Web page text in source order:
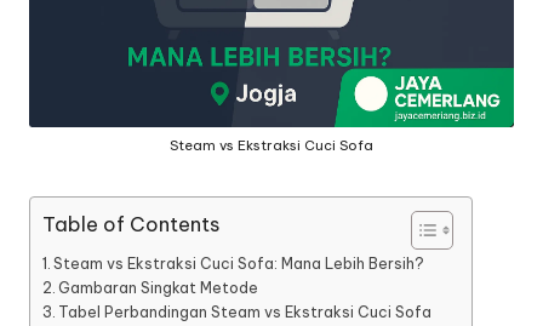
Steam vs Ekstraksi Cuci Sofa
Table of Contents
Steam vs Ekstraksi Cuci Sofa: Mana Lebih Bersih?
Gambaran Singkat Metode
Tabel Perbandingan Steam vs Ekstraksi Cuci Sofa